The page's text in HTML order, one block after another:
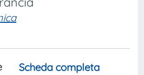
Scheda completa